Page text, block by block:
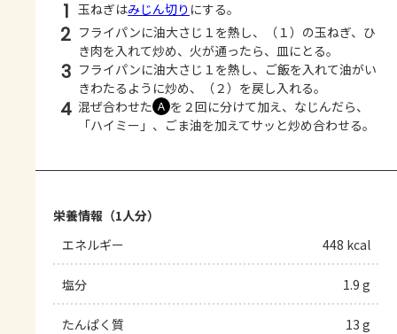
1 玉ねぎはみじん切り にする。
2 フライパンに油大さじ１を熱し、（１）の玉ねぎ、ひ
き肉を入れて炒め、火が通ったら、皿にとる。
3 フライパンに油大さじ１を熱し、ご飯を入れて油がい
きわたるように炒め、（２）を戻し入れる。
4 混ぜ合わせた Ａ を２回に分けて加え、なじんだら、
「ハイミー」、ごま油を加えてサッと炒め合わせる。
栄養情報（1人分）
エネルギー
448 kcal
塩分 1.9 g
たんぱく質 13 g